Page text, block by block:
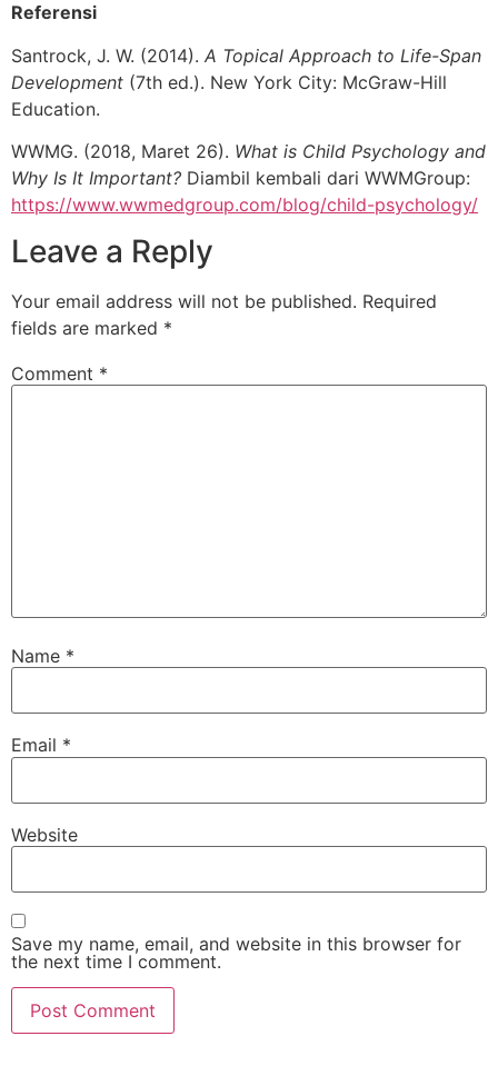
Referensi
Santrock, J. W. (2014). A Topical Approach to Life-Span
Development (7th ed.). New York City: McGraw-Hill
Education.
WWMG. (2018, Maret 26). What is Child Psychology and
Why Is It Important? Diambil kembali dari WWMGroup:
https://www.wwmedgroup.com/blog/child-psychology/
Leave a Reply
Your email address will not be published. Required
fields are marked *
Comment *
Name *
Email *
Website
Save my name, email, and website in this browser for
the next time I comment.